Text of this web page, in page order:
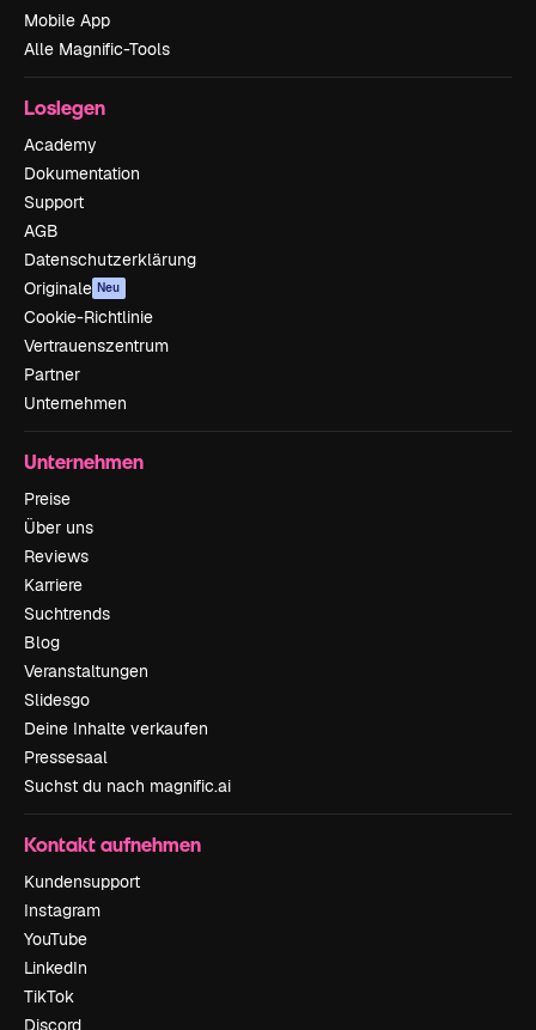
Mobile App
Alle Magnific-Tools
Loslegen
Academy
Dokumentation
Support
AGB
Datenschutzerklärung
Originale Neu
Cookie-Richtlinie
Vertrauenszentrum
Partner
Unternehmen
Unternehmen
Preise
Über uns
Reviews
Karriere
Suchtrends
Blog
Veranstaltungen
Slidesgo
Deine Inhalte verkaufen
Pressesaal
Suchst du nach magnific.ai
Kontakt aufnehmen
Kundensupport
Instagram
YouTube
LinkedIn
TikTok
Discord